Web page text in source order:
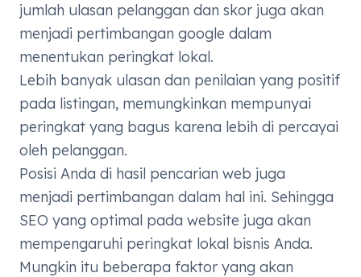
jumlah ulasan pelanggan dan skor juga akan
menjadi pertimbangan google dalam
menentukan peringkat lokal.
Lebih banyak ulasan dan penilaian yang positif
pada listingan, memungkinkan mempunyai
peringkat yang bagus karena lebih di percayai
oleh pelanggan.
Posisi Anda di hasil pencarian web juga
menjadi pertimbangan dalam hal ini. Sehingga
SEO yang optimal pada website juga akan
mempengaruhi peringkat lokal bisnis Anda.
Mungkin itu beberapa faktor yang akan